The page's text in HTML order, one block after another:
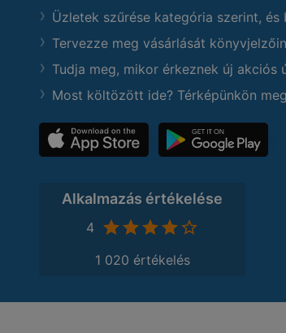
Üzletek szűrése kategória szerint,
Tervezze meg vásárlását
Tudja meg, mikor érkeznek új akciós
Most költözött ide? Térképünkön
Alkalmazás értékelése
4
1 020 értékelés